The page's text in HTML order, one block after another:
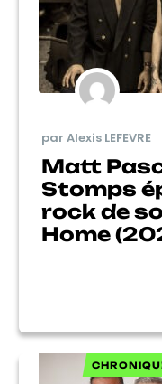
par Alexis LEFEVRE
Matt
Stomps
rock de
Home